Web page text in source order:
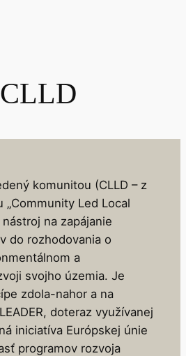
komunitou (CLLD – z
„Community Led Local
na zapájanie
do rozhodovania o
a
svojho územia. Je
zdola-nahor a na
doteraz využívanej
iniciatíva Európskej únie
programov rozvoja